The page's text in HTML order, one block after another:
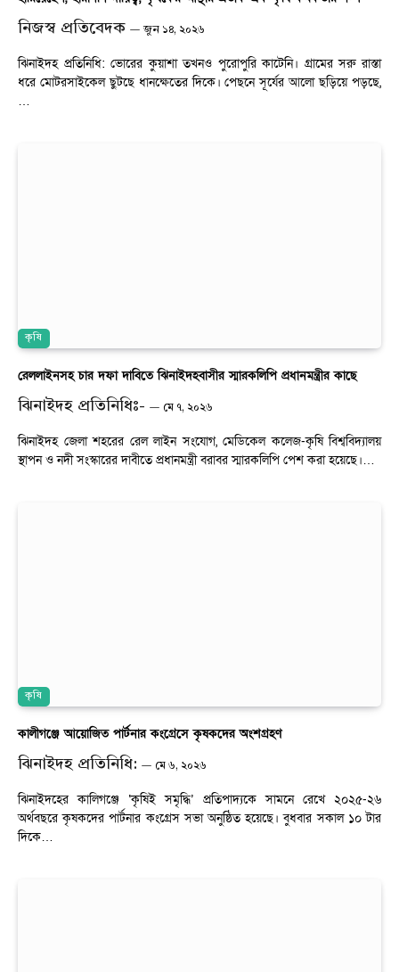
নিজস্ব প্রতিবেদক জুন ১৪, ২০২৬
ঝিনাইদহ প্রতিনিধি: ভোরের কুয়াশা তখনও পুরোপুরি কাটেনি। গ্রামের সরু রাস্তা
ধরে মোটরসাইকেল ছুটছে ধানক্ষেতের দিকে। পেছনে সূর্যের আলো ছড়িয়ে পড়ছে,
…
কৃষি
রেললাইনসহ চার দফা দাবিতে ঝিনাইদহবাসীর স্মারকলিপি প্রধানমন্ত্রীর কাছে
ঝিনাইদহ প্রতিনিধিঃ- মে ৭, ২০২৬
ঝিনাইদহ জেলা শহরের রেল লাইন সংযোগ, মেডিকেল কলেজ-কৃষি বিশ্ববিদ্যালয়
স্থাপন ও নদী সংস্কারের দাবীতে প্রধানমন্ত্রী বরাবর স্মারকলিপি পেশ করা হয়েছে।…
কৃষি
কালীগঞ্জে আয়োজিত পার্টনার কংগ্রেসে কৃষকদের অংশগ্রহণ
ঝিনাইদহ প্রতিনিধি: মে ৬, ২০২৬
ঝিনাইদহের কালিগঞ্জে ‘কৃষিই সমৃদ্ধি’ প্রতিপাদ্যকে সামনে রেখে ২০২৫-২৬
অর্থবছরে কৃষকদের পার্টনার কংগ্রেস সভা অনুষ্ঠিত হয়েছে। বুধবার সকাল ১০ টার
দিকে…